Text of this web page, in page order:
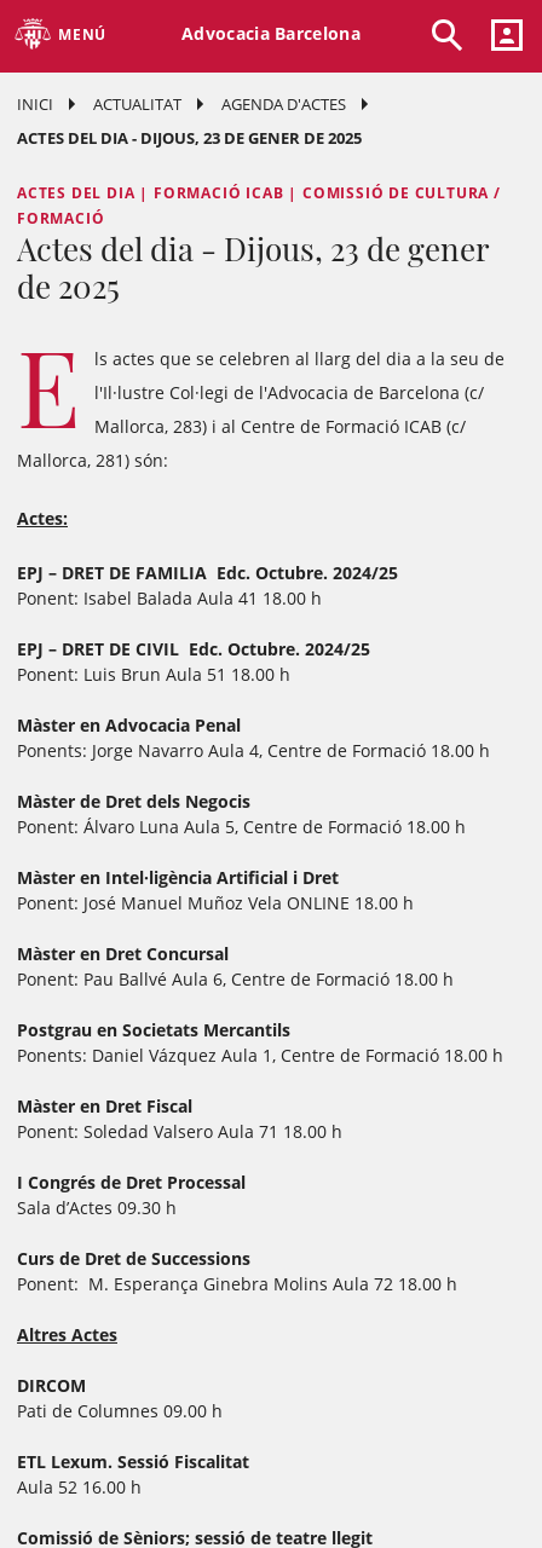
MENÚ Advocacia Barcelona
INICI ACTUALITAT
AGENDA D'ACTES
ACTES DEL DIA - DIJOUS, 23 DE GENER DE 2025
ACTES DEL DIA | FORMACIÓ ICAB | COMISSIÓ DE CULTURA /
FORMACIÓ
Actes del dia - Dijous, 23 de gener
de 2025
E
ls actes que se celebren al llarg del dia a la seu de
l'Il·lustre Col·legi de l'Advocacia de Barcelona (c/
Mallorca, 283) i al Centre de Formació ICAB (c/
Mallorca, 281) són:
Actes:
EPJ – DRET DE FAMILIA Edc. Octubre. 2024/25
Ponent: Isabel Balada Aula 41 18.00 h
EPJ – DRET DE CIVIL Edc. Octubre. 2024/25
Ponent: Luis Brun Aula 51 18.00 h
Màster en Advocacia Penal
Ponents: Jorge Navarro Aula 4, Centre de Formació 18.00 h
Màster de Dret dels Negocis
Ponent: Álvaro Luna Aula 5, Centre de Formació 18.00 h
Màster en Intel·ligència Artificial i Dret
Ponent: José Manuel Muñoz Vela ONLINE 18.00 h
Màster en Dret Concursal
Ponent: Pau Ballvé Aula 6, Centre de Formació 18.00 h
Postgrau en Societats Mercantils
Ponents: Daniel Vázquez Aula 1, Centre de Formació 18.00 h
Màster en Dret Fiscal
Ponent: Soledad Valsero Aula 71 18.00 h
I Congrés de Dret Processal
Sala d’Actes 09.30 h
Curs de Dret de Successions
Ponent: M. Esperança Ginebra Molins Aula 72 18.00 h
Altres Actes
DIRCOM
Pati de Columnes 09.00 h
ETL Lexum. Sessió Fiscalitat
Aula 52 16.00 h
Comissió de Sèniors; sessió de teatre llegit